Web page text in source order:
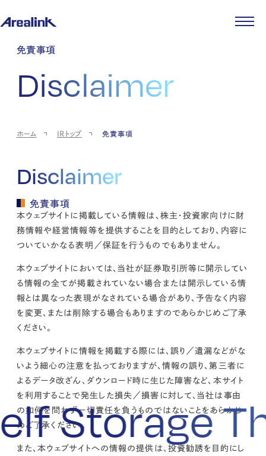
企業情報
企業理念
会社概要
コーポレートガバナンス
ストレージ事業
パートナー制度
土地権利整備事業
IR情報
IRカレンダー
IRポリシー
ストレージ室数実績
IRライブラリ
株式・株主情報
個人投資家の皆様へ
よくある質問・用語集
IRメール登録
ニュース
商品情報
先輩社員インタビュー
採用エントリー
お問い合わせ
kur
asul
土地活用
サイト
エリアリンクグループ ジャパントランクル
ーム
カスタマーハラスメントポリ
シー
プライバシーポリシー
情報セキュリティ・DX方針及び戦略サイトマップ
免責事項
Disclaimer
ホーム IRトップ 免責事項
Disclaimer
免責事項
本ウェブサイトに掲載している情報は、株主・投資家向けに財
務情報や経営情報等を提供することを目的としており、内容に
ついていかなる表明／保証を行うものでもありません。
本ウェブサイトにおいては、当社が証券取引所等に開示してい
る情報の全てが掲載されていない場合または開示している情
報とは異なった表現がなされている場合があり、予告なく内容
を変更、または削除する場合もありますのであらかじめご了承
ください。
本ウェブサイトに情報を掲載する際には、誤り／遺漏などがな
いよう細心の注意を払っておりますが、情報の誤り、第三者に
よるデータ改ざん、ダウンロード時に生じた障害など、本サイト
を利用することで発生した損失／損害に対して、当社は事由
の如何を問わず一切責任を負うものではないことをあらかじ
めご了承ください。
また、本ウェブサイトへの情報の提供は、投資勧誘を目的にし
Storage